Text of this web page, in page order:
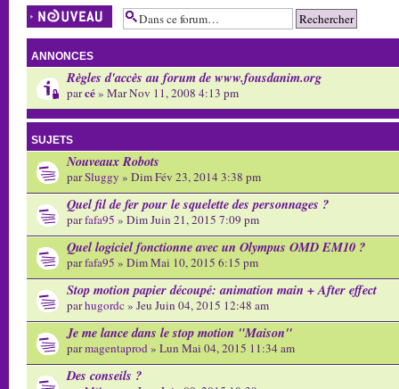
Écrire un nouveau
sujet
ANNONCES
Règles d'accès au forum de www.fousdanim.org
parcé» Mar Nov 11, 2008 4:13 pm
SUJETS
Nouveaux Robots
parSluggy » Dim Fév 23, 2014 3:38 pm
Quel fil de fer pour le squelette des personnages ?
parfafa95 » Dim Juin 21, 2015 7:09 pm
Quel logiciel fonctionne avec un Olympus OMD EM10 ?
parfafa95 » Dim Mai 10, 2015 6:15 pm
Stop motion papier découpé: animation main + After effect
parhugordc» Jeu Juin 04, 2015 12:48 am
Je me lance dans le stop motion "Maison"
parmagentaprod» Lun Mai 04, 2015 11:34 am
Des conseils ?